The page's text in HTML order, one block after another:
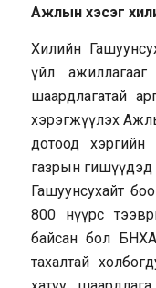
Ажлын хэсэг
Хилийн
үйл
шаардлагатай
хэрэгжүүлэх
дотоод хэргийн
газрын
Гашуунсухайт
800 нүүрс
байсан бол
тахалтай